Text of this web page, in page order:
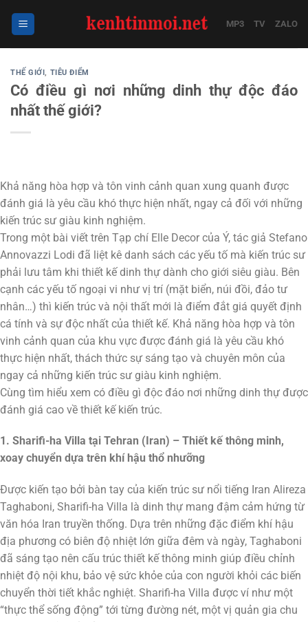
MP3 TV ZALO
THẾ GIỚI, TIÊU ĐIỂM
Có điều gì nơi những dinh thự độc đáo
nhất thế giới?
Khả năng hòa hợp và tôn vinh cảnh quan xung quanh được
đánh giá là yêu cầu khó thực hiện nhất, ngay cả đối với những
kiến trúc sư giàu kinh nghiệm.
Trong một bài viết trên Tạp chí Elle Decor của Ý, tác giả Stefano
Annovazzi Lodi đã liệt kê danh sách các yếu tố mà kiến trúc sư
phải lưu tâm khi thiết kế dinh thự dành cho giới siêu giàu. Bên
cạnh các yếu tố ngoại vi như vị trí (mặt biển, núi đồi, đảo tư
nhân…) thì kiến trúc và nội thất mới là điểm đắt giá quyết định
cá tính và sự độc nhất của thiết kế. Khả năng hòa hợp và tôn
vinh cảnh quan của khu vực được đánh giá là yêu cầu khó
thực hiện nhất, thách thức sự sáng tạo và chuyên môn của
ngay cả những kiến trúc sư giàu kinh nghiệm.
Cùng tìm hiểu xem có điều gì độc đáo nơi những dinh thự được
đánh giá cao về thiết kế kiến trúc.
1. Sharifi-ha Villa tại Tehran (Iran) – Thiết kế thông minh,
xoay chuyển dựa trên khí hậu thổ nhưỡng
Được kiến tạo bởi bàn tay của kiến trúc sư nổi tiếng Iran Alireza
Taghaboni, Sharifi-ha Villa là dinh thự mang đậm cảm hứng từ
văn hóa Iran truyền thống. Dựa trên những đặc điểm khí hậu
địa phương có biên độ nhiệt lớn giữa đêm và ngày, Taghaboni
đã sáng tạo nên cấu trúc thiết kế thông minh giúp điều chỉnh
nhiệt độ nội khu, bảo vệ sức khỏe của con người khỏi các biến
chuyển thời tiết khắc nghiệt. Sharifi-ha Villa được ví như một
“thực thể sống động” tới từng đường nét, một vị quản gia chu